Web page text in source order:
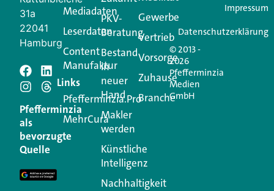
Schreiben Sie einen
Kommentar
Ihre E-Mail-Adresse wird nicht veröffentlicht.
Erforderliche Felder sind mit
Kommentar
31a
22041
Hamburg
Pfefferminzia
als
bevorzugte
Quelle
Mediadaten
Leserdaten
Content
Manufaktur
Links
Pfefferminzia.Pro
MehrCura
PKV-
Beratung
Bestand
in
neuer
Hand
Makler
werden
Künstliche
Intelligenz
Nachhaltigkeit
Gewerbe
Vertrieb
Vorsorge
Zuhause
Branche
© 2013 -
2026
Pfefferminzia
Medien
GmbH
Impressum
Datenschutzerklärung